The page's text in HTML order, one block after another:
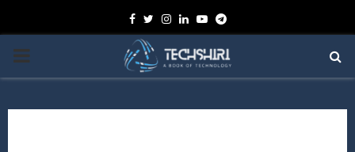
Facebook
TwitterInstagram
Linkedin
YoutubeTelegram
PRIMARY